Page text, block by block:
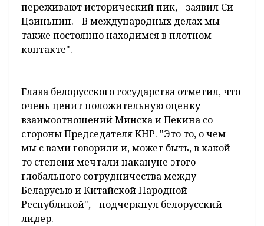
переживают исторический пик, - заявил Си
Цзиньпин. - В международных делах мы
также постоянно находимся в плотном
контакте".
Глава белорусского государства отметил, что
очень ценит положительную оценку
взаимоотношений Минска и Пекина со
стороны Председателя КНР. "Это то, о чем
мы с вами говорили и, может быть, в какой-
то степени мечтали накануне этого
глобального сотрудничества между
Беларусью и Китайской Народной
Республикой", - подчеркнул белорусский
лидер.